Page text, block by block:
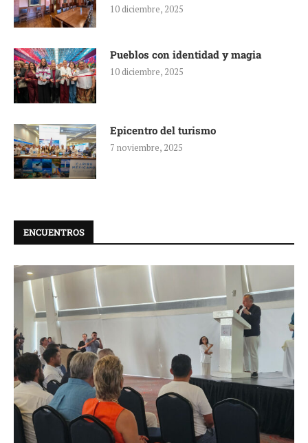
10 diciembre, 2025
Pueblos con identidad y magia
10 diciembre, 2025
Epicentro del turismo
7 noviembre, 2025
ENCUENTROS